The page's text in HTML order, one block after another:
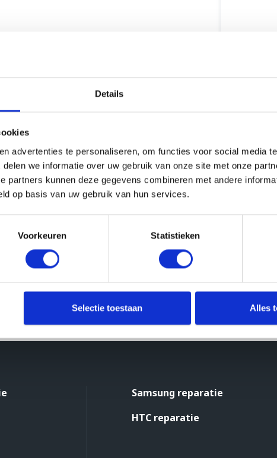
Details
advertenties te personaliseren, om functies voor social media
we informatie over uw gebruik van onze site met onze
partners kunnen deze gegevens combineren met andere
op basis van uw gebruik van hun services.
Voorkeuren Statistieken
Selectie toestaan Alles
Maak
Samsung reparatie
HTC reparatie